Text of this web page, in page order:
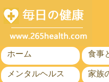
ホーム
食事
メンタルヘルス
家族